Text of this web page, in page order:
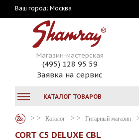
Ваш город: Москва
Магазин-мастерская
(495) 128 95 59
Заявка на сервис
КАТАЛОГ ТОВАРОВ
Каталог Гитарный магазин
CORT C5 DELUXE CBL